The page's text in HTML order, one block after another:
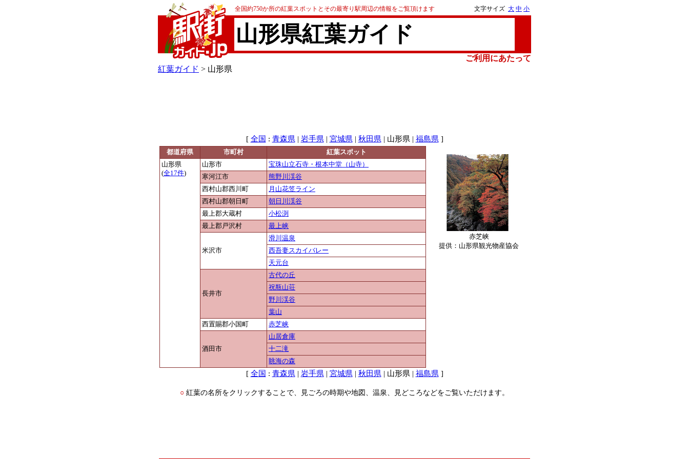
全国約750か所の紅葉スポットとその最寄り駅周辺の情報をご覧頂けます 文字サイズ 大 中 小
山形県紅葉ガイド
ご利用にあたって
紅葉ガイド > 山形県
[ 全国 : 青森県 | 岩手県 | 宮城県 | 秋田県 | 山形県 | 福島県 ]
都道府県 市町村
紅葉スポット
山形県
(全17件)
山形市
宝珠山立石寺・根本中堂（山寺）
寒河江市
熊野川渓谷
西村山郡西川町
月山花笠ライン
西村山郡朝日町
朝日川渓谷
最上郡大蔵村
小松渕
最上郡戸沢村
最上峡
米沢市
滑川温泉
西吾妻スカイバレー
天元台
長井市
古代の丘
祝瓶山荘
野川渓谷
葉山
西置賜郡小国町
赤芝峡
酒田市
山居倉庫
十二滝
眺海の森
赤芝峡
提供：山形県観光物産協会
[ 全国 : 青森県 | 岩手県 | 宮城県 | 秋田県 | 山形県 | 福島県 ]
○ 紅葉の名所をクリックすることで、見ごろの時期や地図、温泉、見どころなどをご覧いただけます。